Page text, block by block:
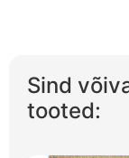
Sind
tooted: